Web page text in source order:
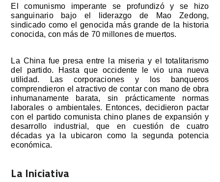
El comunismo imperante se profundizó y se hizo
sanguinario bajo el liderazgo de Mao Zedong,
sindicado como el genocida más grande de la historia
conocida, con más de 70 millones de muertos.
La China fue presa entre la miseria y el totalitarismo
del partido. Hasta que occidente le vio una nueva
utilidad. Las corporaciones y los banqueros
comprendieron el atractivo de contar con mano de obra
inhumanamente barata, sin prácticamente normas
laborales o ambientales. Entonces, decidieron pactar
con el partido comunista chino planes de expansión y
desarrollo industrial, que en cuestión de cuatro
décadas ya la ubicaron como la segunda potencia
económica.
La Iniciativa